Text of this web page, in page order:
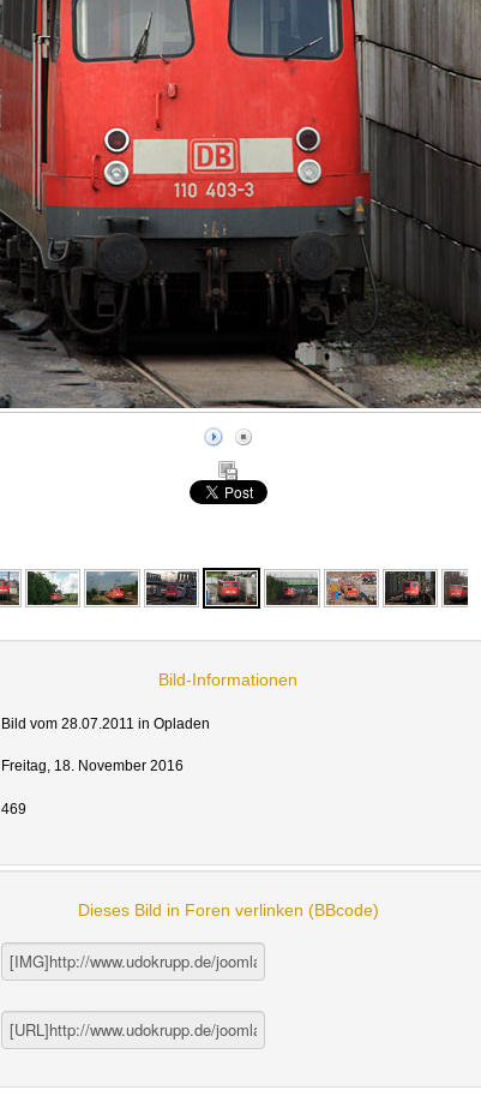
Bild-Informationen
Bild vom 28.07.2011 in Opladen
Freitag, 18. November 2016
469
Dieses Bild in Foren verlinken (BBcode)